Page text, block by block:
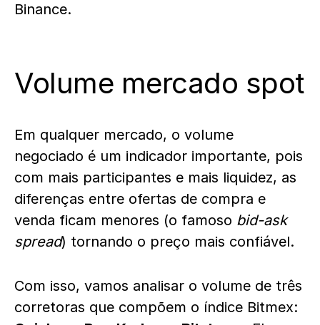
Binance.
Volume mercado spot
Em qualquer mercado, o volume
negociado é um indicador importante, pois
com mais participantes e mais liquidez, as
diferenças entre ofertas de compra e
venda ficam menores (o famoso bid-ask
spread) tornando o preço mais confiável.
Com isso, vamos analisar o volume de três
corretoras que compõem o índice Bitmex: